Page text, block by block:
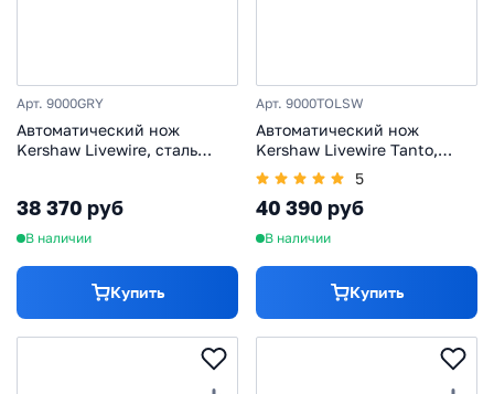
Арт. 9000GRY
Автоматический нож
Kershaw Livewire, сталь
38 370 руб
В наличии
Купить
Арт. 9000TOLSW
Автоматический нож
Kershaw Livewire Tanto,
сталь Magnacut, рукоять
алюминий, олива
5
40 390 руб
В наличии
Купить